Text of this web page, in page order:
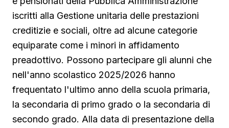
iscritti alla Gestione unitaria delle prestazioni
creditizie e sociali, oltre ad alcune categorie
equiparate come i minori in affidamento
preadottivo. Possono partecipare gli alunni che
nell'anno scolastico 2025/2026 hanno
frequentato l'ultimo anno della scuola primaria,
la secondaria di primo grado o la secondaria di
secondo grado. Alla data di presentazione della